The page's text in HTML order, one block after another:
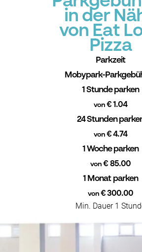
in der
von Eat
Pizza
Parkzeit
Mobypark-
1 Stunde parken
von€ 1.04
24 Stunden
von€ 4.74
1 Woche parken
von € 85.00
1 Monat parken
von€ 300.00
Min. Dauer 1